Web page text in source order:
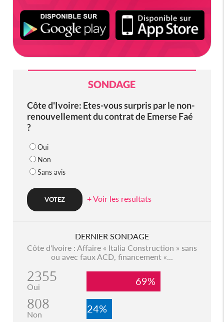
SONDAGE
Côte d'Ivoire: Etes-vous surpris par le non-
renouvellement du contrat de Emerse Faé
?
Oui
Non
Sans avis
+ Voir les resultats
DERNIER SONDAGE
Côte d'Ivoire : Affaire « Italia Construction » sans
ou avec faux ACD, financement «...
2355
Oui 69%
808
Non 24%